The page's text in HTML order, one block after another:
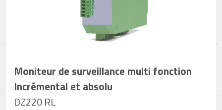
Moniteur de surveillance multi fonction
Incrémental et absolu
DZ220 RL